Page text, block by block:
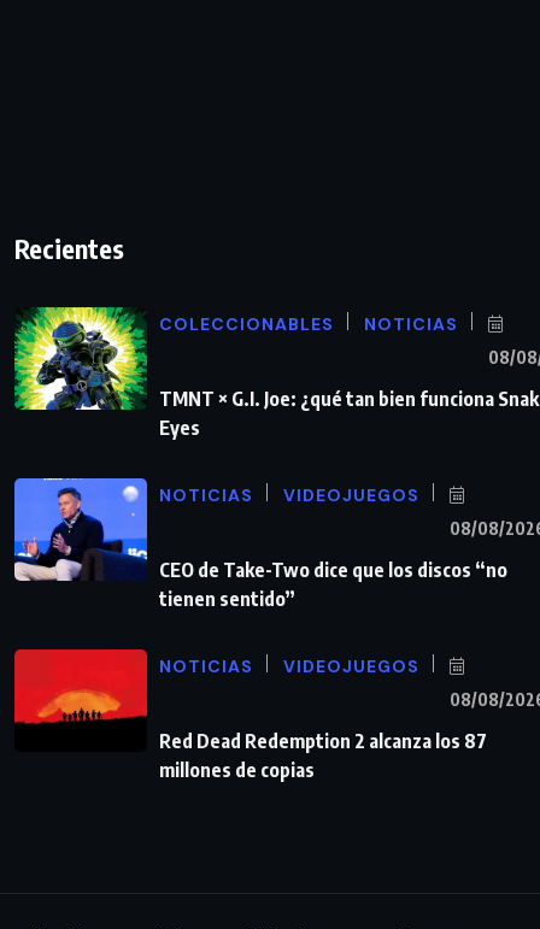
Recientes
COLECCIONABLES NOTICIAS
08/
TMNT × G.I. Joe: ¿qué tan bien funciona
Eyes
NOTICIAS VIDEOJUEGOS
08/08/
CEO de Take-Two dice que los discos “no
tienen sentido”
NOTICIAS VIDEOJUEGOS
08/08/
Red Dead Redemption 2 alcanza los 87
millones de copias